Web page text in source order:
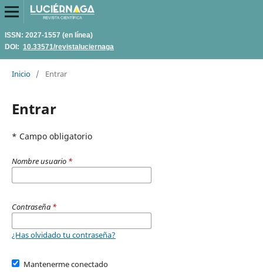
ISSN: 2027-1557 (en línea)
DOI: 10.33571/revistaluciernaga
Inicio / Entrar
Entrar
* Campo obligatorio
Nombre usuario *
Contraseña *
¿Has olvidado tu contraseña?
Mantenerme conectado